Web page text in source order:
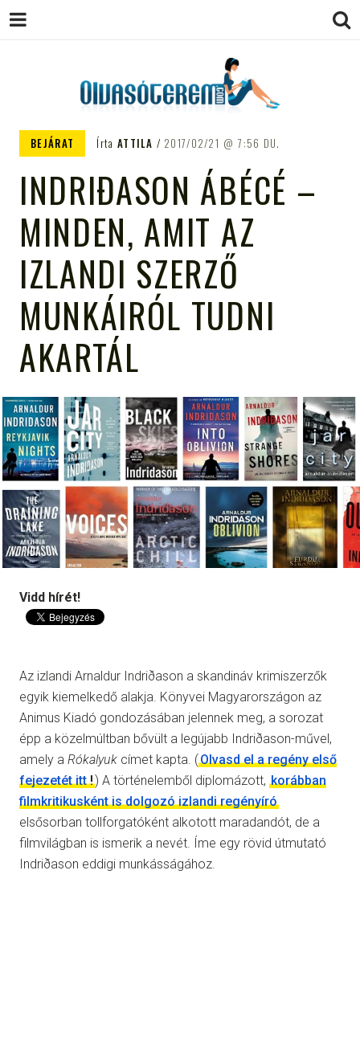
OLVASÓTEREM.COM – AZ
EGÉSZSÉGES OLVASÁS
TÁMOGATÓJA
BEJÁRAT Írta ATTILA 2017/02/21 7:56 DU.
INDRIÐASON ÁBÉCÉ –
MINDEN, AMIT AZ
IZLANDI SZERZŐ
MUNKÁIRÓL TUDNI
AKARTÁL
Vidd hírét!
Az izlandi Arnaldur Indriðason a skandináv krimiszerzők
egyik kiemelkedő alakja. Könyvei Magyarországon az
Animus Kiadó gondozásában jelennek meg, a sorozat
épp a közelmúltban bővült a legújabb Indriðason-művel,
amely a Rókalyuk címet kapta. (Olvasd el a regény első
fejezetét itt !) A történelemből diplomázott, korábban
filmkritikusként is dolgozó izlandi regényíró
elsősorban tollforgatóként alkotott maradandót, de a
filmvilágban is ismerik a nevét. Íme egy rövid útmutató
Indriðason eddigi munkásságához.